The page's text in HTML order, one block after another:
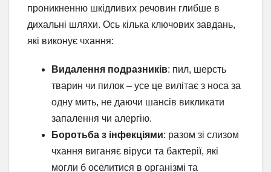
проникненню шкідливих речовин глибше в
дихальні шляхи. Ось кілька ключових завдань,
які виконує чхання:
Видалення подразників: пил, шерсть
тварин чи пилок – усе це вилітає з носа за
одну мить, не даючи шансів викликати
запалення чи алергію.
Боротьба з інфекціями: разом зі слизом
чхання виганяє віруси та бактерії, які
могли б оселитися в організмі та